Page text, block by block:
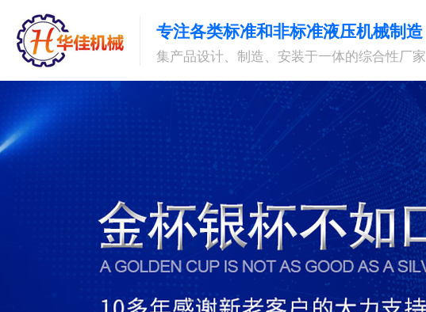
专注各类标准和非标准液压机械制造
集产品设计、制造、安装于一体的综合性厂家